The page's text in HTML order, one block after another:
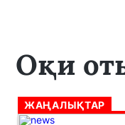
Оқи
ЖАҢАЛЫҚТАР